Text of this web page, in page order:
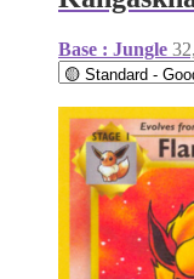
Base : Jungle